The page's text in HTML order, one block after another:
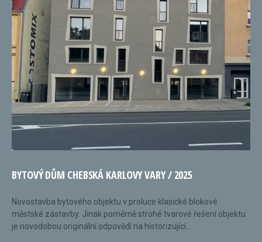
BYTOVÝ DŮM CHEBSKÁ KARLOVY VARY / 2025
Novostavba bytového objektu v proluce klasické blokové
městské zástavby. Jinak poměrně strohé tvarové řešení objektu
je novodobou originální odpovědí na historizující...